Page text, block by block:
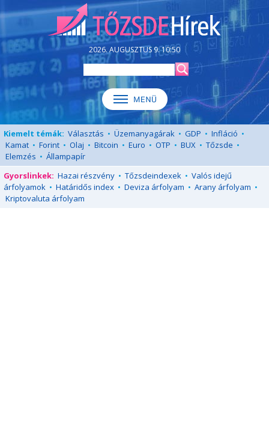
2026. AUGUSZTUS 9. 10:50
Kiemelt témák: Választás • Üzemanyagárak • GDP • Infláció •
Kamat • Forint • Olaj • Bitcoin • Euro • OTP • BUX • Tőzsde •
Elemzés • Állampapír
Gyorslinkek: Hazai részvény • Tőzsdeindexek • Valós idejű
árfolyamok • Határidős index • Deviza árfolyam • Arany árfolyam •
Kriptovaluta árfolyam